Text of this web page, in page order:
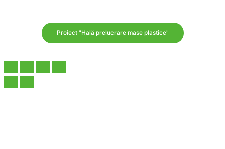
Proiect "Hală prelucrare mase plastice"